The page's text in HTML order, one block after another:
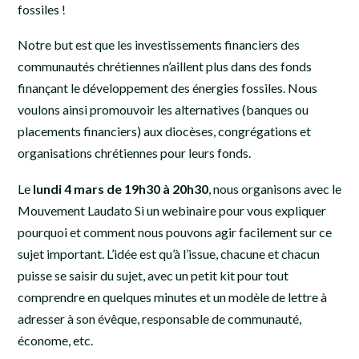
fossiles !
Notre but est que les investissements financiers des
communautés chrétiennes n’aillent plus dans des fonds
finançant le développement des énergies fossiles. Nous
voulons ainsi promouvoir les alternatives (banques ou
placements financiers) aux diocèses, congrégations et
organisations chrétiennes pour leurs fonds.
Le lundi 4 mars de 19h30 à 20h30, nous organisons avec le
Mouvement Laudato Si un webinaire pour vous expliquer
pourquoi et comment nous pouvons agir facilement sur ce
sujet important. L’idée est qu’à l’issue, chacune et chacun
puisse se saisir du sujet, avec un petit kit pour tout
comprendre en quelques minutes et un modèle de lettre à
adresser à son évêque, responsable de communauté,
économe, etc.